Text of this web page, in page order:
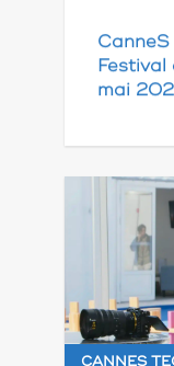
Festival
mai
CANNES